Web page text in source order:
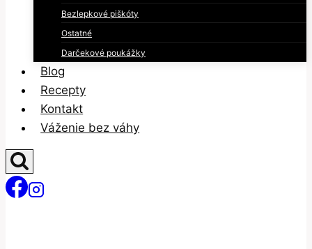
Bezlepkové piškóty
Ostatné
Darčekové poukážky
Blog
Recepty
Kontakt
Váženie bez váhy